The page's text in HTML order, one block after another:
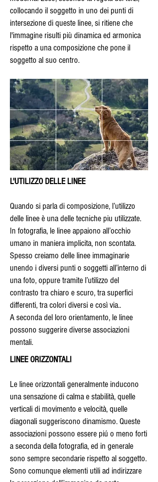
collocando il soggetto in uno dei punti di
intersezione di queste linee, si ritiene che
l'immagine risulti più dinamica ed armonica
rispetto a una composizione che pone il
soggetto al suo centro.
L'UTILIZZO DELLE LINEE
Quando si parla di composizione, l’utilizzo
delle linee è una delle tecniche piu utilizzate.
In fotografia, le linee appaiono all’occhio
umano in maniera implicita, non scontata.
Spesso creiamo delle linee immaginarie
unendo i diversi punti o soggetti all’interno di
una foto, oppure tramite l’utilizzo del
contrasto tra chiaro e scuro, tra superfici
differenti, tra colori diversi e così via..
A seconda del loro orientamento, le linee
possono suggerire diverse associazioni
mentali.
LINEE ORIZZONTALI
Le linee orizzontali generalmente inducono
una sensazione di calma e stabilità, quelle
verticali di movimento e velocità, quelle
diagonali suggeriscono dinamismo. Queste
associazioni possono essere piú o meno forti
a seconda della fotografia, ed in generale
sono sempre secondarie rispetto al soggetto.
Sono comunque elementi utili ad indirizzare